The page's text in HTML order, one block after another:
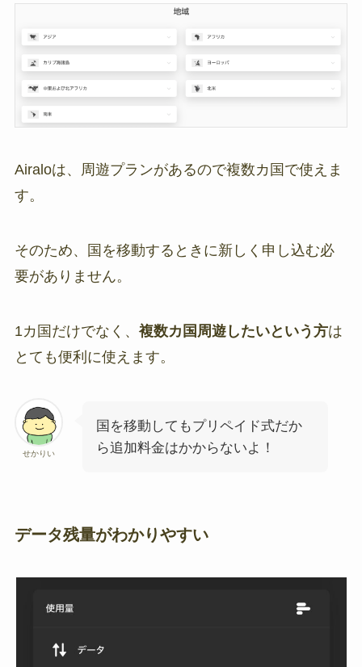
Airaloは、周遊プランがあるので複数カ国で使えま
す。
そのため、国を移動するときに新しく申し込む必
要がありません。
1カ国だけでなく、 複数カ国周遊したいという方は
とても便利に使えます。
せかりい
国を移動してもプリペイド式だか
ら追加料金はかからないよ！
データ残量がわかりやすい